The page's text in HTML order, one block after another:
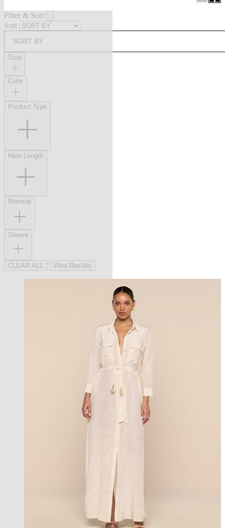
Filter & Sort
Sort
SORT BY
Size
Color
Product Type
Hem Length
Material
Sleeve
CLEAR ALL View Results